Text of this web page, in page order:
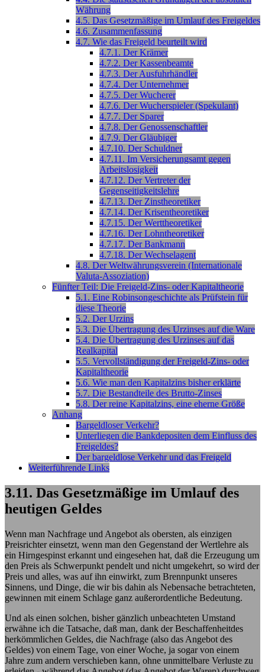
Währung
4.5. Das Gesetzmäßige im Umlauf des Freigeldes
4.6. Zusammenfassung
4.7. Wie das Freigeld beurteilt wird
4.7.1. Der Krämer
4.7.2. Der Kassenbeamte
4.7.3. Der Ausfuhrhändler
4.7.4. Der Unternehmer
4.7.5. Der Wucherer
4.7.6. Der Wucherspieler (Spekulant)
4.7.7. Der Sparer
4.7.8. Der Genossenschaftler
4.7.9. Der Gläubiger
4.7.10. Der Schuldner
4.7.11. Im Versicherungsamt gegen
Arbeitslosigkeit
4.7.12. Der Vertreter der
Gegenseitigkeitslehre
4.7.13. Der Zinstheoretiker
4.7.14. Der Krisentheoretiker
4.7.15. Der Werttheoretiker
4.7.16. Der Lohntheoretiker
4.7.17. Der Bankmann
4.7.18. Der Wechselagent
4.8. Der Weltwährungsverein (Internationale
Valuta-Assoziation)
Fünfter Teil: Die Freigeld-Zins- oder Kapitaltheorie
5.1. Eine Robinsongeschichte als Prüfstein für
diese Theorie
5.2. Der Urzins
5.3. Die Übertragung des Urzinses auf die Ware
5.4. Die Übertragung des Urzinses auf das
Realkapital
5.5. Vervollständigung der Freigeld-Zins- oder
Kapitaltheorie
5.6. Wie man den Kapitalzins bisher erklärte
5.7. Die Bestandteile des Brutto-Zinses
5.8. Der reine Kapitalzins, eine eherne Größe
Anhang
Bargeldloser Verkehr?
Unterliegen die Bankdepositen dem Einfluss des
Freigeldes?
Der bargeldlose Verkehr und das Freigeld
Weiterführende Links
3.11. Das Gesetzmäßige im Umlauf des
heutigen Geldes
Wenn man Nachfrage und Angebot als obersten, als einzigen
Preisrichter einsetzt, wenn man den Gegenstand der Wertlehre als
ein Hirngespinst erkannt und eingesehen hat, daß die Erzeugung um
den Preis als Schwerpunkt pendelt und nicht umgekehrt, so wird der
Preis und alles, was auf ihn einwirkt, zum Brennpunkt unseres
Sinnens, und Dinge, die wir bis dahin als Nebensache betrachteten,
gewinnen mit einem Schlage ganz außerordentliche Bedeutung.
Und als einen solchen, bisher gänzlich unbeachteten Umstand
erwähne ich die Tatsache, daß man, dank der Beschaffenheitdes
herkömmlichen Geldes, die Nachfrage (also das Angebot des
Geldes) von einem Tage, von einer Woche, ja sogar von einem
Jahre zum andern verschieben kann, ohne unmittelbare Verluste zu